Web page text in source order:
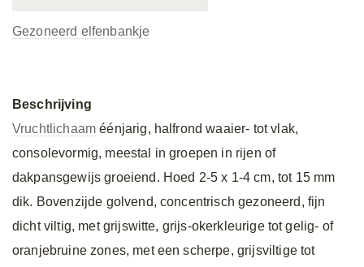
Gezoneerd elfenbankje
Beschrijving
Vruchtlichaam éénjarig, halfrond waaier- tot vlak,
consolevormig, meestal in groepen in rijen of
dakpansgewijs groeiend. Hoed 2-5 x 1-4 cm, tot 15 mm
dik. Bovenzijde golvend, concentrisch gezoneerd, fijn
dicht viltig, met grijswitte, grijs-okerkleurige tot gelig- of
oranjebruine zones, met een scherpe, grijsviltige tot